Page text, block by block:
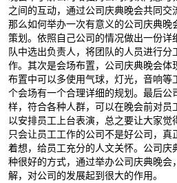
之间的互动，通过公司庆典晚会共同交
那么如何举办一次有意义的公司庆典
策划。依照自己公司的情况做出一份详
队中选出负责人，将团队的人员进行
作。其次是会场布置，公司庆典晚会体
布置中可以多使用气球，灯光，音响
个会场有一个合理详细的规划。最后公
样，符合各种人群，可以在晚会前对
以安排员工上台表演，总之要让大家觉
只会让员工工作的公司不是好公司，
着想，给员工充分的人文关怀。公司
种很好的方式，通过举办公司庆典晚会
解，对公司的发展起到很大的作用。